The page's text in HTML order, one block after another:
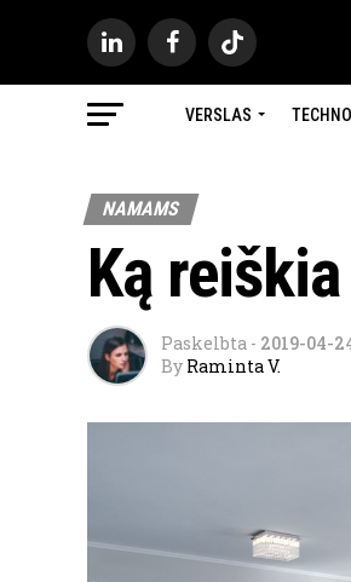
VERSLAS
NAMAMS
Ką
Paskelbta - 2019-04-
By Raminta V.